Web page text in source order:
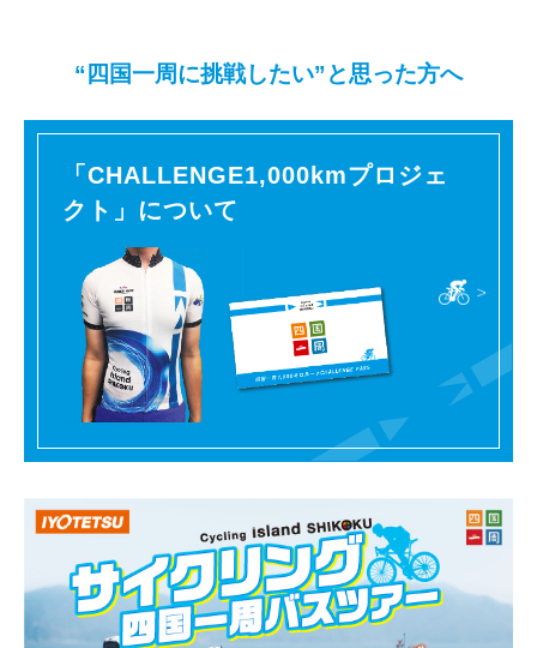
“四国一周に挑戦したい”と思った方へ
「CHALLENGE1,000kmプロジェ
クト」について